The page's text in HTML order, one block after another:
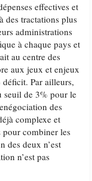
effectives et
des tractations plus
administrations
à chaque pays et
au centre des
aux jeux et enjeux
déficit. Par ailleurs,
seuil de 3% pour le
des
complexe et
pour combiner les
des deux n’est
n’est pas